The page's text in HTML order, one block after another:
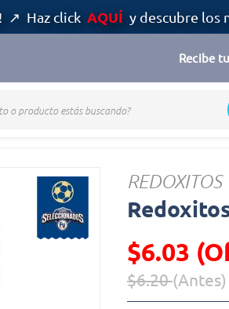
↗ Haz click AQUÍ y descubre los
Recibe
REDOXITOS
$6.03
Precio reducido de
$6.20(Antes)